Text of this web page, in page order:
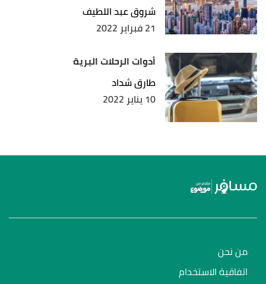
شروق عبد اللطيف
21 فبراير 2022
أدوات الرحلات البرية
طارق شداد
10 يناير 2022
من نحن
اتفاقية الاستخدام